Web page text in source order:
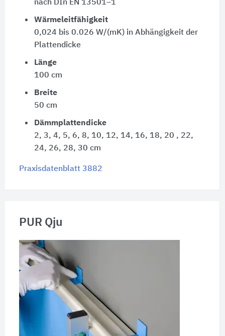
nach DIn EN 13501–1
Wärmeleitfähigkeit
0,024 bis 0.026 W/(mK) in Abhängigkeit der
Plattendicke
Länge
100 cm
Breite
50 cm
Dämmplattendicke
2, 3, 4, 5, 6, 8, 10, 12, 14, 16, 18, 20 , 22,
24, 26, 28, 30 cm
Praxisdatenblatt 3882
PUR Qju